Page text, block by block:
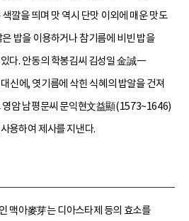
깔을 띄며 맛 역시 단맛 이외에 매운 맛도
밥을 이용하거나 참기름에 비빈 밥을
다. 안동의 학봉김씨 김성일 金誠一
신에, 엿기름에 삭힌 식혜의 밥알을 건져
영암 남평문씨 문익현文益顯(1573~1646)
용하여 제사를 지낸다.
맥아麥芽는 디아스타제 등의 효소를